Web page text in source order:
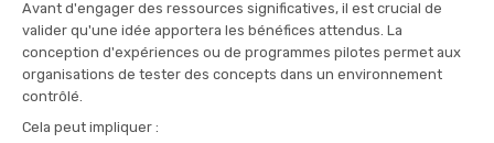
Avant d'engager des ressources significatives, il est crucial de
valider qu'une idée apportera les bénéfices attendus. La
conception d'expériences ou de programmes pilotes permet aux
organisations de tester des concepts dans un environnement
contrôlé.
Cela peut impliquer :